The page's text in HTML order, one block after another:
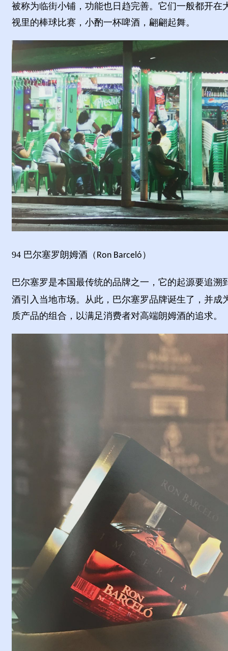
被称为临街小铺，功能也日趋完善。它们一般都开
视里的棒球比赛，小酌一杯啤酒，翩翩起舞。
94 巴尔塞罗朗姆酒（ Ron Barceló ）
巴尔塞罗是本国最传统的品牌之一，它的起源要追溯
酒引入当地市场。从此，巴尔塞罗品牌诞生了，并
质产品的组合，以满足消费者对高端朗姆酒的追求。